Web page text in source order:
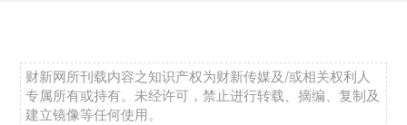
财新网所刊载内容之知识产权为财新传媒及/或相关权利人
专属所有或持有。未经许可，禁止进行转载、摘编、复制及
建立镜像等任何使用。